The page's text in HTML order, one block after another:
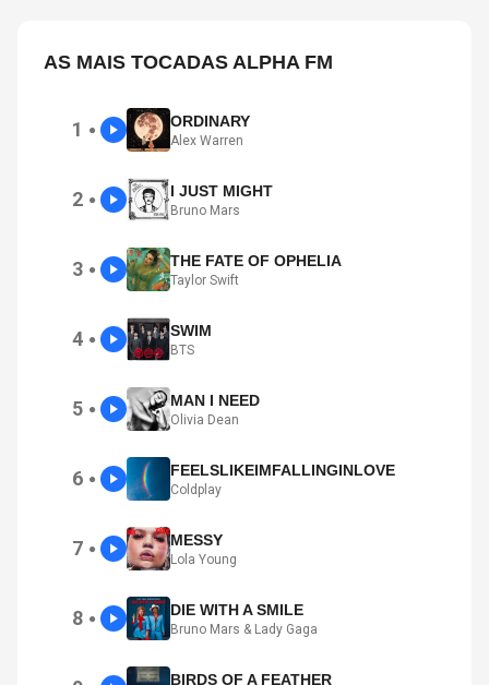
AS MAIS TOCADAS ALPHA FM
1 ● ORDINARY
Alex Warren
2 ● I JUST MIGHT
Bruno Mars
3 ● THE FATE OF OPHELIA
Taylor Swift
4 ● SWIM
BTS
5 ● MAN I NEED
Olivia Dean
6 ● FEELSLIKEIMFALLINGINLOVE
Coldplay
7 ● MESSY
Lola Young
8 ● DIE WITH A SMILE
Bruno Mars & Lady Gaga
BIRDS OF A FEATHER